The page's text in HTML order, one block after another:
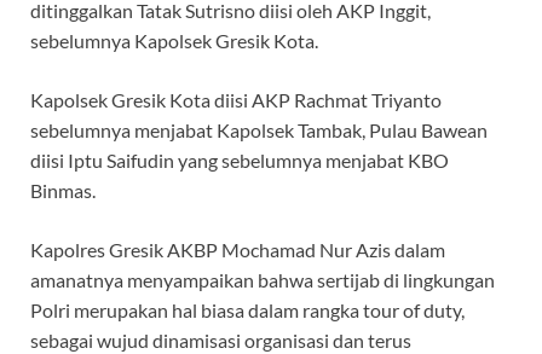
ditinggalkan Tatak Sutrisno diisi oleh AKP Inggit,
sebelumnya Kapolsek Gresik Kota.
Kapolsek Gresik Kota diisi AKP Rachmat Triyanto
sebelumnya menjabat Kapolsek Tambak, Pulau Bawean
diisi Iptu Saifudin yang sebelumnya menjabat KBO
Binmas.
Kapolres Gresik AKBP Mochamad Nur Azis dalam
amanatnya menyampaikan bahwa sertijab di lingkungan
Polri merupakan hal biasa dalam rangka tour of duty,
sebagai wujud dinamisasi organisasi dan terus